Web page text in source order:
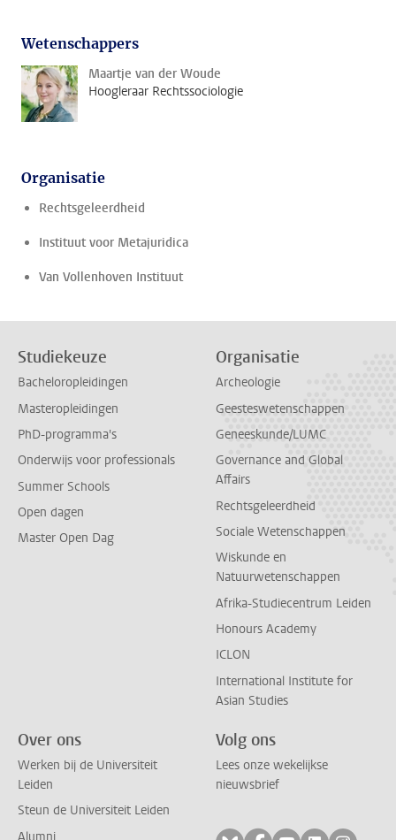
Wetenschappers
Maartje van der Woude
Hoogleraar Rechtssociologie
Organisatie
Rechtsgeleerdheid
Instituut voor Metajuridica
Van Vollenhoven Instituut
Studiekeuze
Bacheloropleidingen
Masteropleidingen
PhD-programma's
Onderwijs voor professionals
Summer Schools
Open dagen
Master Open Dag
Organisatie
Archeologie
Geesteswetenschappen
Geneeskunde/LUMC
Governance and Global
Affairs
Rechtsgeleerdheid
Sociale Wetenschappen
Wiskunde en
Natuurwetenschappen
Afrika-Studiecentrum Leiden
Honours Academy
ICLON
International Institute for
Asian Studies
Over ons
Werken bij de Universiteit
Leiden
Steun de Universiteit Leiden
Alumni
Volg ons
Lees onze wekelijkse
nieuwsbrief